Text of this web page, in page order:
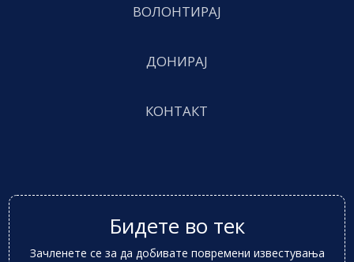
ВОЛОНТИРАЈ
ДОНИРАЈ
КОНТАКТ
Бидете во тек
Зачленете се за да добивате повремени известувања